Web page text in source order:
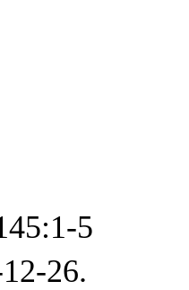
5
26.